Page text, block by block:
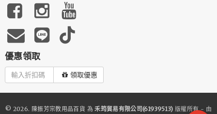
優惠領取
領取優惠
© 2026. 陳振芳宗教用品百貨 為禾筠貿易有限公司(61939513) 版權所有 - 由